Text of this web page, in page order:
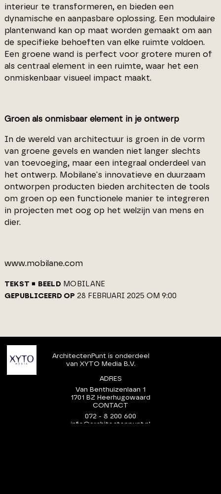
interieur te transformeren, en bieden een
dynamische en aanpasbare oplossing. Een modulaire
plantenwand kan op maat worden gemaakt om aan
de specifieke behoeften van elke ruimte voldoen.
Een groene wand is perfect voor grotere muren of
als centraal element in een ruimte, waar het een
onmiskenbaar visueel impact maakt.
Groen als onmisbaar element in je ontwerp
In de wereld van architectuur is groen in de vorm
van groene gevels en wanden niet langer slechts
van toevoeging, maar een integraal onderdeel van
het ontwerp. Mobilane's innovatieve en duurzaam
ontworpen producten bieden architecten de tools
om groen op een functionele manier te integreren
in projecten met oog op het welzijn van mens en
dier.
www.mobilane.com
TEKST BEELD MOBILANE
GEPUBLICEERD OP 28 FEBRUARI 2025 OM 9:00
ArchitectenPunt is onderdeel
van XYTO Media B.V.
ADRES
Van Benthuizenlaan 1
1701 BZ Heerhugowaard
CONTACT
072 - 8 200 600
info@architectenpunt.nl